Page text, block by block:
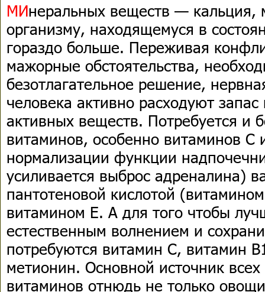
МИнеральных веществ — кальция,
организму, находящемуся в
гораздо больше. Переживая
мажорные обстоятельства,
безотлагательное решение,
человека активно расходуют запас
активных веществ. Потребуется и
витаминов, особенно витаминов С
нормализации функции
усиливается выброс адреналина)
пантотеновой кислотой
витамином Е. А для того чтобы
естественным волнением и
потребуются витамин С, витамин
метионин. Основной источник
витаминов отнюдь не только